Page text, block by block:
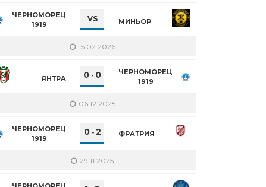
ЧЕРНОМОРЕЦ
1919
VS МИНЬОР
15.02.2026
ЯНТРА 0 - 0
ЧЕРНОМОРЕЦ
1919
06.12.2025
ЧЕРНОМОРЕЦ
1919
0- 2 ФРАТРИЯ
29.11.2025